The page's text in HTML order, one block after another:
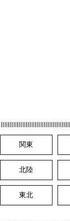
関東
北陸
東北